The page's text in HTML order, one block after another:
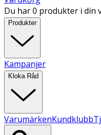
Du har 0 produkter i din
Produkter
Kampanjer
Kloka Råd
VarumärkenKundklubb